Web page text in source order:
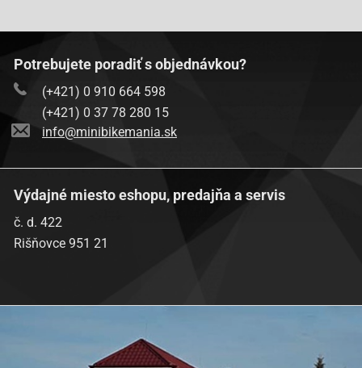
Potrebujete poradiť s objednávkou?
(+421) 0 910 664 598
(+421) 0 37 78 280 15
info@minibikemania.sk
Výdajné miesto eshopu, predajňa a servis
č. d. 422
Rišňovce 951 21